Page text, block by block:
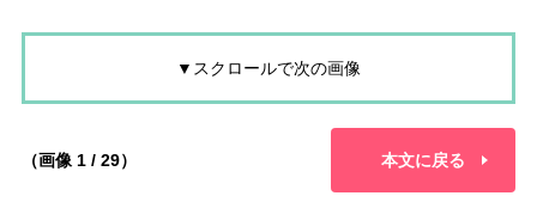
▼スクロールで次の画像
（画像 1 / 29） 本文に戻る